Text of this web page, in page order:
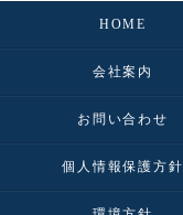
HOME
会社案内
お問い合わせ
個人情報保護方針